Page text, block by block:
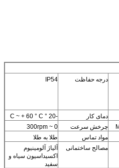
درجه حفاظت IP54
دمای کار
-20 ° C ~ + 60 ° C
چرخش سرعت
0 ~ 300rpm
مواد تماس
طلا به طلا
مصالح ساختمانی
آلیاژ آلومینیوم
اکسیداسیون سیاه و
سفید